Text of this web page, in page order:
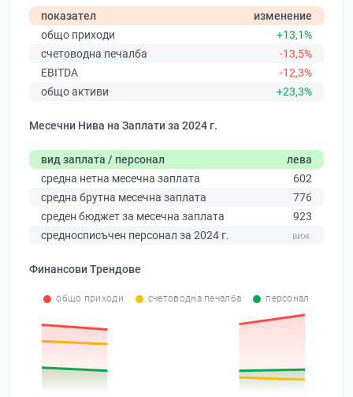
показател
изменение
общо приходи
+13,1%
счетоводна печалба
-13,5%
EBITDA
-12,3%
общо активи
+23,3%
Месечни Нива на Заплати за 2024 г.
вид заплата / персонал
лева
средна нетна месечна заплата
602
средна брутна месечна заплата
776
среден бюджет за месечна заплата
923
средносписъчен персонал за 2024 г.
Финансови Трендове
общо приходи счетоводна печалба персонал